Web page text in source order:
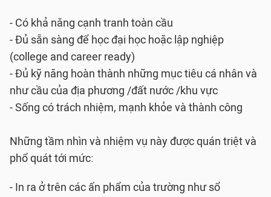
- Có khả năng cạnh tranh toàn cầu
- Đủ sẵn sàng để học đại học hoặc lập nghiệp
(college and career ready)
- Đủ kỹ năng hoàn thành những mục tiêu cá nhân và
như cầu của địa phương /đất nước /khu vực
- Sống có trách nhiệm, mạnh khỏe và thành công
Những tầm nhìn và nhiệm vụ này được quán triệt và
phổ quát tới mức:
- In ra ở trên các ấn phẩm của trường như sổ